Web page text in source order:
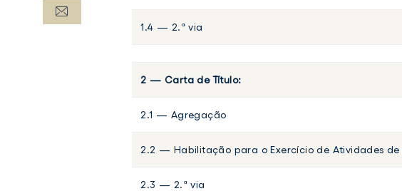
1.4 — 2.ª via
2 — Carta de Título:
2.1 — Agregação
2.2 — Habilitação para o Exercício de Atividades
2.3 — 2.ª via